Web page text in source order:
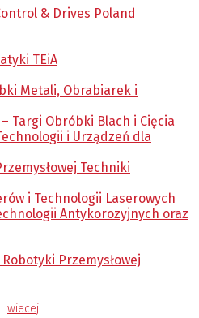
wiecej